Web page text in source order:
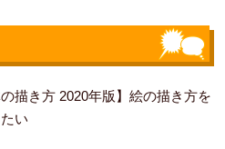
の描き方 2020年版】絵の描き方を
い